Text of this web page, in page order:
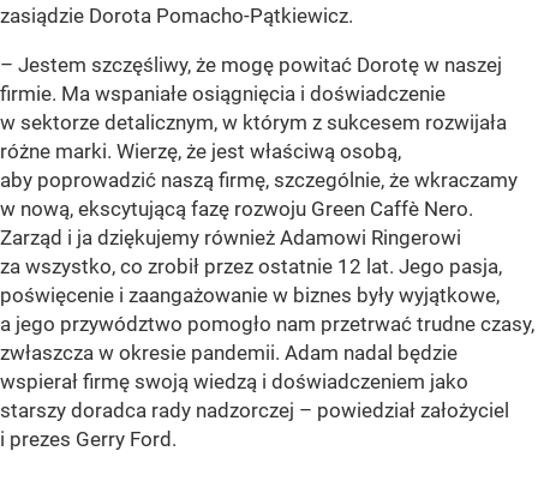
zasiądzie Dorota Pomacho-Pątkiewicz.
– Jestem szczęśliwy, że mogę powitać Dorotę w naszej
firmie. Ma wspaniałe osiągnięcia i doświadczenie
w sektorze detalicznym, w którym z sukcesem rozwijała
różne marki. Wierzę, że jest właściwą osobą,
aby poprowadzić naszą firmę, szczególnie, że wkraczamy
w nową, ekscytującą fazę rozwoju Green Caffè Nero.
Zarząd i ja dziękujemy również Adamowi Ringerowi
za wszystko, co zrobił przez ostatnie 12 lat. Jego pasja,
poświęcenie i zaangażowanie w biznes były wyjątkowe,
a jego przywództwo pomogło nam przetrwać trudne czasy,
zwłaszcza w okresie pandemii. Adam nadal będzie
wspierał firmę swoją wiedzą i doświadczeniem jako
starszy doradca rady nadzorczej – powiedział założyciel
i prezes Gerry Ford.